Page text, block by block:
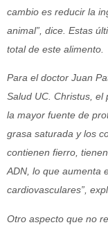
cambio es reducir la
animal”, dice. Estas
total de este alimento.
Para el doctor Juan
Salud UC. Christus, el
la mayor fuente de
grasa saturada y los
contienen fierro,
ADN, lo que aumenta
cardiovasculares”,
Otro aspecto que no